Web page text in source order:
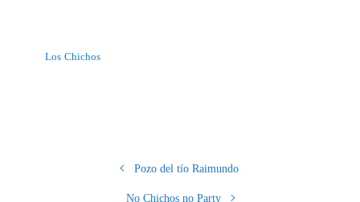
Los Chichos
Pozo del tío Raimundo